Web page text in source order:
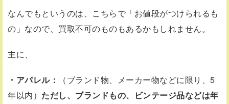
なんでもというのは、こちらで「お値段がつけられるも
の」なので、買取不可のものもあるかもしれません。
主に、
・アパレル：
（ブランド物、メーカー物などに限り、5
年以内） ただし、ブランドもの、ビンテージ品などは年